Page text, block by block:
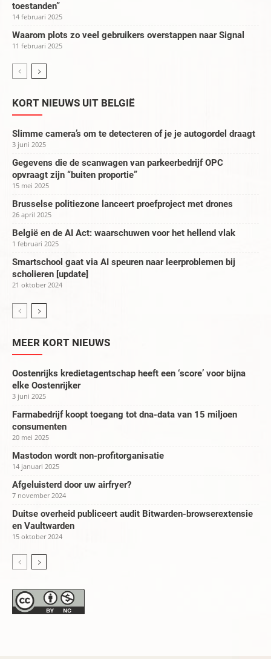
toestanden”
14 februari 2025
Waarom plots zo veel gebruikers overstappen naar Signal
11 februari 2025
KORT NIEUWS UIT BELGIË
Slimme camera’s om te detecteren of je je autogordel draagt
3 juni 2025
Gegevens die de scanwagen van parkeerbedrijf OPC
opvraagt zijn “buiten proportie”
15 mei 2025
Brusselse politiezone lanceert proefproject met drones
26 april 2025
België en de AI Act: waarschuwen voor het hellend vlak
1 februari 2025
Smartschool gaat via AI speuren naar leerproblemen bij
scholieren [update]
21 oktober 2024
MEER KORT NIEUWS
Oostenrijks kredietagentschap heeft een ‘score’ voor bijna
elke Oostenrijker
3 juni 2025
Farmabedrijf koopt toegang tot dna-data van 15 miljoen
consumenten
20 mei 2025
Mastodon wordt non-profitorganisatie
14 januari 2025
Afgeluisterd door uw airfryer?
7 november 2024
Duitse overheid publiceert audit Bitwarden-browserextensie
en Vaultwarden
15 oktober 2024